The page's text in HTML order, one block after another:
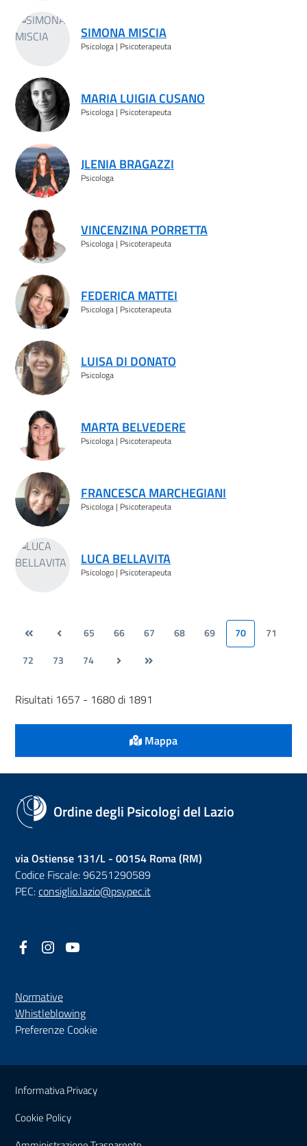
SIMONA MISCIA
Psicologa | Psicoterapeuta
MARIA LUIGIA CUSANO
Psicologa | Psicoterapeuta
JLENIA BRAGAZZI
Psicologa
VINCENZINA PORRETTA
Psicologa | Psicoterapeuta
FEDERICA MATTEI
Psicologa | Psicoterapeuta
LUISA DI DONATO
Psicologa
MARTA BELVEDERE
Psicologa | Psicoterapeuta
FRANCESCA MARCHEGIANI
Psicologa | Psicoterapeuta
LUCA BELLAVITA
Psicologo | Psicoterapeuta
65 66 67 68 69 70
71
72
73 74
Risultati 1657 - 1680 di 1891
Mappa
Ordine degli Psicologi del Lazio
via Ostiense 131/L - 00154 Roma (RM)
Codice Fiscale: 96251290589
PEC:consiglio.lazio@psypec.it
Facebook
(nuova scheda - new tab)
Instagram
(nuova scheda - new tab)
Normative
Whistleblowing(nuova scheda - new tab)
Preferenze Cookie
Sezione Link Utili
Informativa Privacy
Cookie Policy